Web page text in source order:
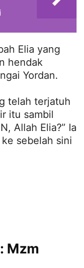
Elia yang
hendak
Yordan.
telah terjatuh
itu sambil
Allah Elia?” Ia
sebelah sini
Mzm